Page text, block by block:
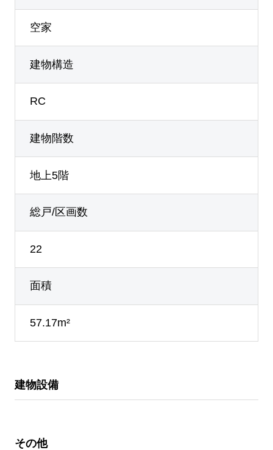
空家
建物構造
RC
建物階数
地上5階
総戸/区画数
22
面積
57.17m²
建物設備
その他